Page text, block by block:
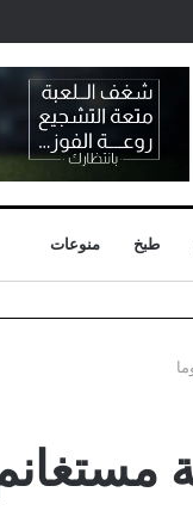
طبخ منوعات